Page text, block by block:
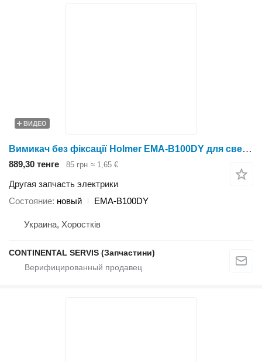
ВИДЕО
Вимикач без фіксації Holmer EMA-B100DY для свеклоуборочного комбайна
889,30 тенге 85 грн ≈ 1,65 €
Другая запчасть электрики
Состояние новый EMA-B100DY
Украина, Хоростків
CONTINENTAL SERVIS (Запчастини)